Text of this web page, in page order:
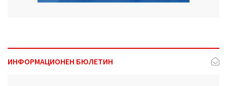
ИНФОРМАЦИОНЕН БЮЛЕТИН